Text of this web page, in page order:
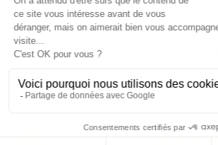
groupe SWALT
Mentions légales
Contact - Devis